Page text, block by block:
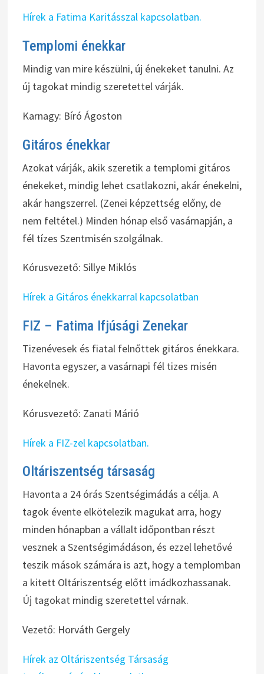
Hírek a Fatima Karitásszal kapcsolatban.
Templomi énekkar
Mindig van mire készülni, új énekeket tanulni. Az
új tagokat mindig szeretettel várják.
Karnagy: Bíró Ágoston
Gitáros énekkar
Azokat várják, akik szeretik a templomi gitáros
énekeket, mindig lehet csatlakozni, akár énekelni,
akár hangszerrel. (Zenei képzettség előny, de
nem feltétel.) Minden hónap első vasárnapján, a
fél tízes Szentmisén szolgálnak.
Kórusvezető: Sillye Miklós
Hírek a Gitáros énekkarral kapcsolatban
FIZ – Fatima Ifjúsági Zenekar
Tizenévesek és fiatal felnőttek gitáros énekkara.
Havonta egyszer, a vasárnapi fél tizes misén
énekelnek.
Kórusvezető: Zanati Márió
Hírek a FIZ-zel kapcsolatban.
Oltáriszentség társaság
Havonta a 24 órás Szentségimádás a célja. A
tagok évente elkötelezik magukat arra, hogy
minden hónapban a vállalt időpontban részt
vesznek a Szentségimádáson, és ezzel lehetővé
teszik mások számára is azt, hogy a templomban
a kitett Oltáriszentség előtt imádkozhassanak.
Új tagokat mindig szeretettel várnak.
Vezető: Horváth Gergely
Hírek az Oltáriszentség Társaság